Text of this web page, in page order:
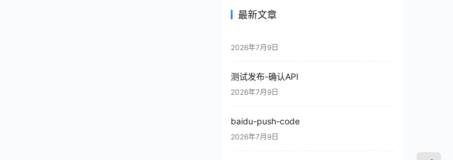
最新文章
2026年7月9日
测试发布-确认API
2026年7月9日
baidu-push-code
2026年7月9日